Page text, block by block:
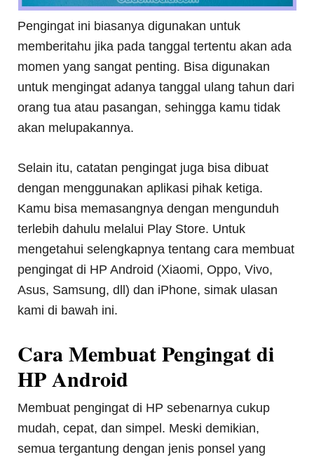
Pengingat ini biasanya digunakan untuk
memberitahu jika pada tanggal tertentu akan ada
momen yang sangat penting. Bisa digunakan
untuk mengingat adanya tanggal ulang tahun dari
orang tua atau pasangan, sehingga kamu tidak
akan melupakannya.
Selain itu, catatan pengingat juga bisa dibuat
dengan menggunakan aplikasi pihak ketiga.
Kamu bisa memasangnya dengan mengunduh
terlebih dahulu melalui Play Store. Untuk
mengetahui selengkapnya tentang cara membuat
pengingat di HP Android (Xiaomi, Oppo, Vivo,
Asus, Samsung, dll) dan iPhone, simak ulasan
kami di bawah ini.
Cara Membuat Pengingat di
HP Android
Membuat pengingat di HP sebenarnya cukup
mudah, cepat, dan simpel. Meski demikian,
semua tergantung dengan jenis ponsel yang